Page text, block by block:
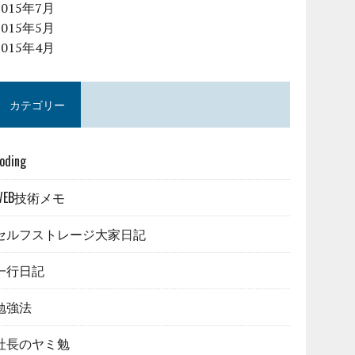
年7月
年5月
年4月
カテゴリー
技術メモ
ルフストレージ大家日記
行日記
強法
長のヤミ勉